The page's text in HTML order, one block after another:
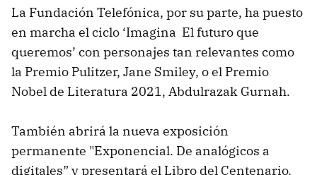
La Fundación Telefónica, por su parte, ha puesto
en marcha el ciclo ‘Imagina El futuro que
queremos’ con personajes tan relevantes como
la Premio Pulitzer, Jane Smiley, o el Premio
Nobel de Literatura 2021, Abdulrazak Gurnah.
También abrirá la nueva exposición
permanente "Exponencial. De analógicos a
digitales” y presentará el Libro del Centenario.